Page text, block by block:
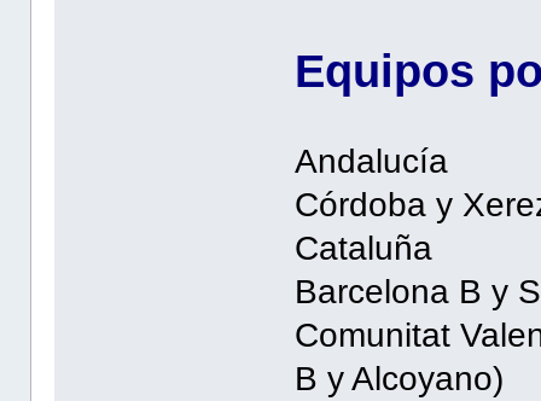
Equipos
Andalucía
Córdoba y
Cataluña
Barcelona B y
Comunitat
B y Alcoyano)